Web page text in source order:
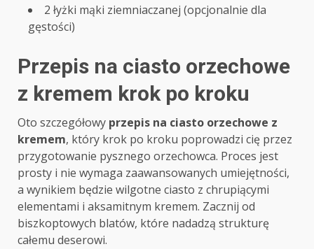
2 łyżki mąki ziemniaczanej (opcjonalnie dla
gęstości)
Przepis na ciasto orzechowe
z kremem krok po kroku
Oto szczegółowy przepis na ciasto orzechowe z
kremem, który krok po kroku poprowadzi cię przez
przygotowanie pysznego orzechowca. Proces jest
prosty i nie wymaga zaawansowanych umiejętności,
a wynikiem będzie wilgotne ciasto z chrupiącymi
elementami i aksamitnym kremem. Zacznij od
biszkoptowych blatów, które nadadzą strukturę
całemu deserowi.